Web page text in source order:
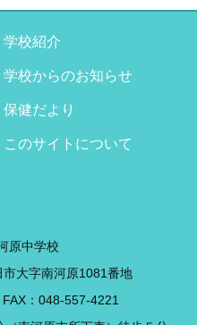
学校紹介
学校からのお知らせ
保健だより
このサイトについて
原中学校
大字南河原1081番地
：048-557-4221